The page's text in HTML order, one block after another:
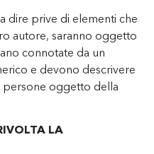
dire prive di elementi che
autore, saranno oggetto
connotate da un
e devono descrivere
persone oggetto della
LA